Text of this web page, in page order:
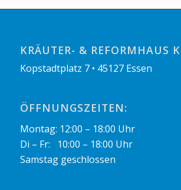
KRÄUTER- & REFORMHAUS
Kopstadtplatz 7 • 45127 Essen
ÖFFNUNGSZEITEN:
Montag: 12:00 – 18:00 Uhr
Di – Fr: 10:00 – 18:00 Uhr
Samstag geschlossen